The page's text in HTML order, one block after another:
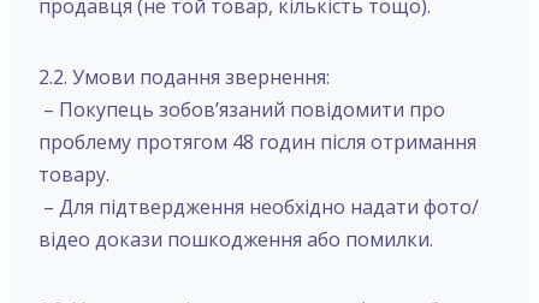
продавця (не той товар, кількість тощо).
2.2. Умови подання звернення:
– Покупець зобов’язаний повідомити про
проблему протягом 48 годин після отримання
товару.
– Для підтвердження необхідно надати фото/
відео докази пошкодження або помилки.